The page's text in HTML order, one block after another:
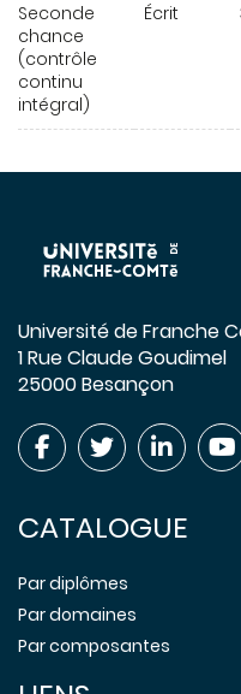
Seconde
chance
(contrôle
continu
intégral)
Écrit
Université de Franche
1 Rue Claude Goudimel
25000 Besançon
CATALOGUE
Par diplômes
Par domaines
Par composantes